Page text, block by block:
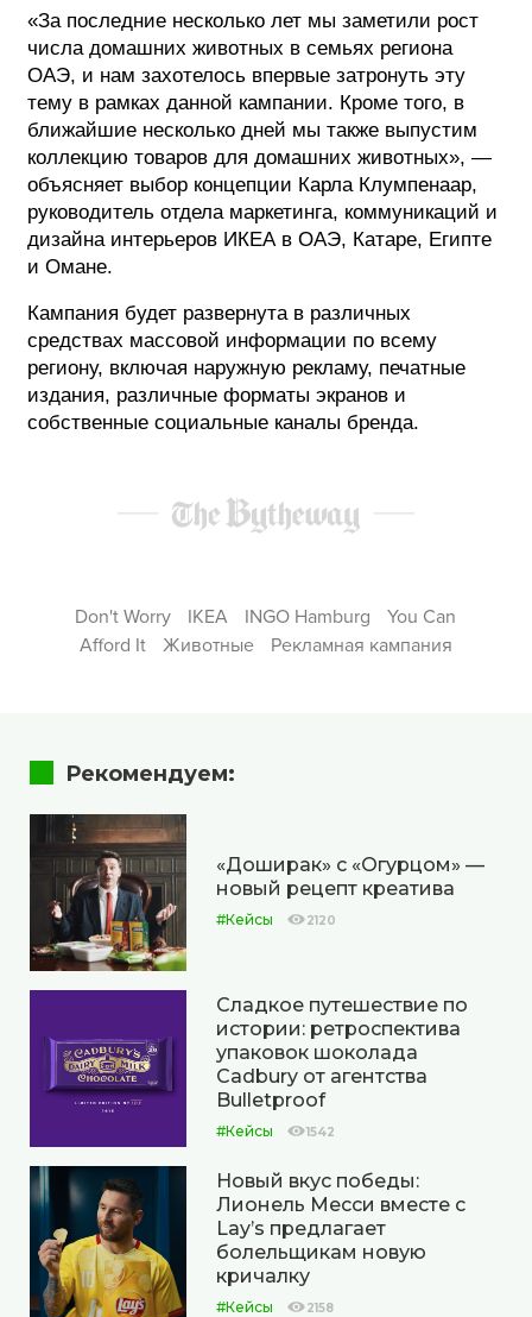
«За последние несколько лет мы заметили рост
числа домашних животных в семьях региона
ОАЭ, и нам захотелось впервые затронуть эту
тему в рамках данной кампании. Кроме того, в
ближайшие несколько дней мы также выпустим
коллекцию товаров для домашних животных», —
объясняет выбор концепции Карла Клумпенаар,
руководитель отдела маркетинга, коммуникаций и
дизайна интерьеров ИКЕА в ОАЭ, Катаре, Египте
и Омане.
Кампания будет развернута в различных
средствах массовой информации по всему
региону, включая наружную рекламу, печатные
издания, различные форматы экранов и
собственные социальные каналы бренда.
Don't Worry IKEA INGO Hamburg
You Can
Afford It
Животные Рекламная кампания
Рекомендуем:
«Доширак» с «Огурцом» —
новый рецепт креатива
#Кейсы 2120
Сладкое путешествие по
истории: ретроспектива
упаковок шоколада
Cadbury от агентства
Bulletproof
#Кейсы 1542
Новый вкус победы:
Лионель Месси вместе с
Lay’s предлагает
болельщикам новую
кричалку
#Кейсы 2158